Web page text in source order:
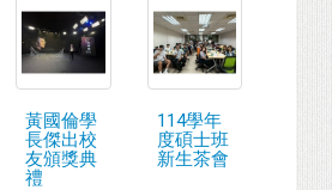
黃國倫學
長傑出校
友頒獎典
禮
114學年
度碩士班
新生茶會